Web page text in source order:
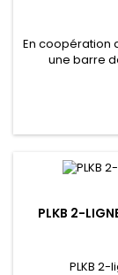
En coopération
une barre
spécifiques
kitesurfeurs
par
PLKB 2-
PLKB